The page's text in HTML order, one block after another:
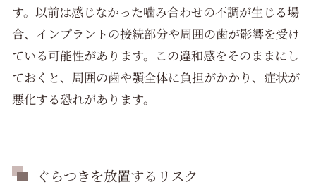
す。以前は感じなかった噛み合わせの不調が生じる場
合、インプラントの接続部分や周囲の歯が影響を受け
ている可能性があります。この違和感をそのままにし
ておくと、周囲の歯や顎全体に負担がかかり、症状が
悪化する恐れがあります。
ぐらつきを放置するリスク